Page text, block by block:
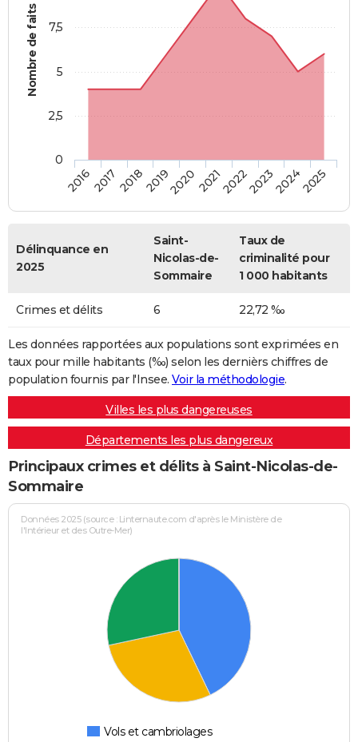
Nombre de faits
2016201720182019202020212022202320242025
0
2,5
5
7,5
Délinquance en
2025
Saint-
Nicolas-de-
Sommaire
Taux de
criminalité pour
1 000 habitants
Crimes et délits 6 22,72 ‰
Les données rapportées aux populations sont exprimées en
taux pour mille habitants (‰) selon les dernièrs chiffres de
population fournis par l'Insee. Voir la méthodologie.
Villes les plus dangereuses
Départements les plus dangereux
Principaux crimes et délits à Saint-Nicolas-de-
Sommaire
Données 2025 (source : Linternaute.com d'après le Ministère de
l'Intérieur et des Outre-Mer)
Vols et cambriolages